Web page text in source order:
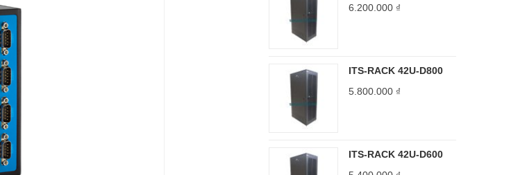
6.200.000 ₫
ITS-RACK 42U-D800
5.800.000 ₫
ITS-RACK 42U-D600